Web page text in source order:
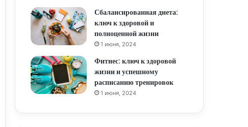
Сбалансированная диета:
ключ к здоровой и
полноценной жизни
1 июня, 2024
Фитнес: ключ к здоровой
жизни и успешному
расписанию тренировок
1 июня, 2024